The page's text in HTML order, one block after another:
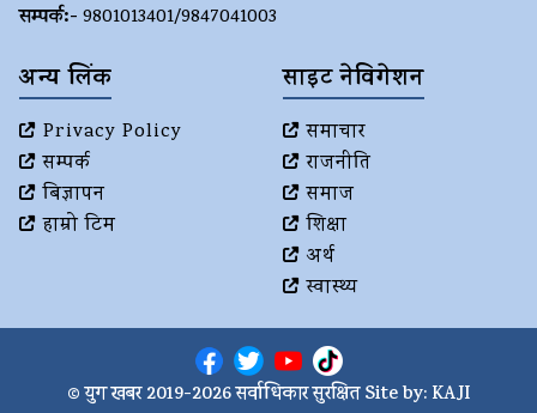
सम्पर्क:- 9801013401/9847041003
अन्य लिंक
Privacy Policy
सम्पर्क
बिज्ञापन
हाम्रो टिम
साइट नेविगेशन
समाचार
राजनीति
समाज
शिक्षा
अर्थ
स्वास्थ्य
© युग खबर 2019-2026 सर्वाधिकार सुरक्षित Site by: KAJI